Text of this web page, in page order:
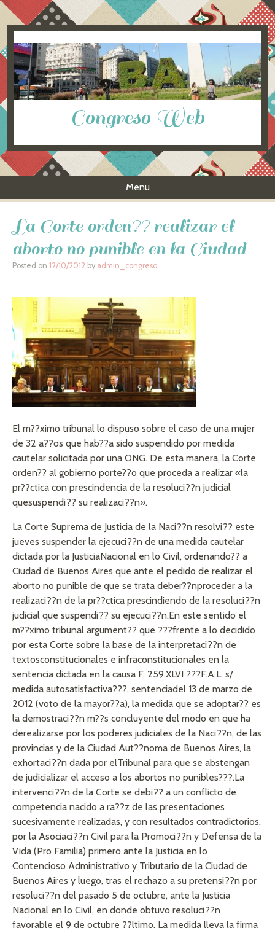
Congreso Web
Menu
La Corte orden?? realizar el
aborto no punible en la Ciudad
Posted on 12/10/2012 by admin_congreso
El m??ximo tribunal lo dispuso sobre el caso de una mujer
de 32 a??os que hab??a sido suspendido por medida
cautelar solicitada por una ONG. De esta manera, la Corte
orden?? al gobierno porte??o que proceda a realizar «la
pr??ctica con prescindencia de la resoluci??n judicial
quesuspendi?? su realizaci??n».
La Corte Suprema de Justicia de la Naci??n resolvi?? este
jueves suspender la ejecuci??n de una medida cautelar
dictada por la JusticiaNacional en lo Civil, ordenando?? a
Ciudad de Buenos Aires que ante el pedido de realizar el
aborto no punible de que se trata deber??nproceder a la
realizaci??n de la pr??ctica prescindiendo de la resoluci??n
judicial que suspendi?? su ejecuci??n.En este sentido el
m??ximo tribunal argument?? que ???frente a lo decidido
por esta Corte sobre la base de la interpretaci??n de
textosconstitucionales e infraconstitucionales en la
sentencia dictada en la causa F. 259.XLVI ???F.A.L. s/
medida autosatisfactiva???, sentenciadel 13 de marzo de
2012 (voto de la mayor??a), la medida que se adoptar?? es
la demostraci??n m??s concluyente del modo en que ha
derealizarse por los poderes judiciales de la Naci??n, de las
provincias y de la Ciudad Aut??noma de Buenos Aires, la
exhortaci??n dada por elTribunal para que se abstengan
de judicializar el acceso a los abortos no punibles???.La
intervenci??n de la Corte se debi?? a un conflicto de
competencia nacido a ra??z de las presentaciones
sucesivamente realizadas, y con resultados contradictorios,
por la Asociaci??n Civil para la Promoci??n y Defensa de la
Vida (Pro Familia) primero ante la Justicia en lo
Contencioso Administrativo y Tributario de la Ciudad de
Buenos Aires y luego, tras el rechazo a su pretensi??n por
resoluci??n del pasado 5 de octubre, ante la Justicia
Nacional en lo Civil, en donde obtuvo resoluci??n
favorable el 9 de octubre ??ltimo. La medida lleva la firma